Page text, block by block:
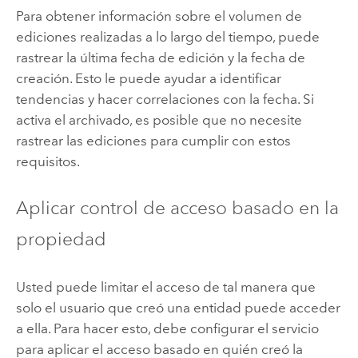
Para obtener información sobre el volumen de
ediciones realizadas a lo largo del tiempo, puede
rastrear la última fecha de edición y la fecha de
creación. Esto le puede ayudar a identificar
tendencias y hacer correlaciones con la fecha. Si
activa el archivado, es posible que no necesite
rastrear las ediciones para cumplir con estos
requisitos.
Aplicar control de acceso basado en la
propiedad
Usted puede limitar el acceso de tal manera que
solo el usuario que creó una entidad puede acceder
a ella. Para hacer esto, debe configurar el servicio
para aplicar el acceso basado en quién creó la